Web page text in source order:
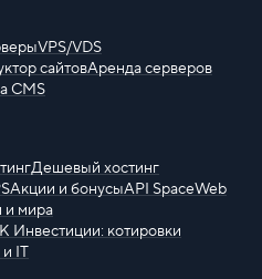
VPS/VDS
сайтовАренда серверов
CMS
Дешевый хостинг
Акции и бонусыAPI SpaceWeb
и мира
Инвестиции: котировки
IT